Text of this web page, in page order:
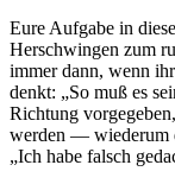
Eure Aufgabe in
Herschwingen zum
immer dann, wenn
denkt: „So muß es
Richtung
werden — wiederum
„Ich habe falsch